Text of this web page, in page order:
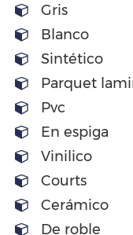
Gris
Blanco
Sintético
Parquet
Pvc
En espiga
Vinilico
Courts
Cerámico
De roble